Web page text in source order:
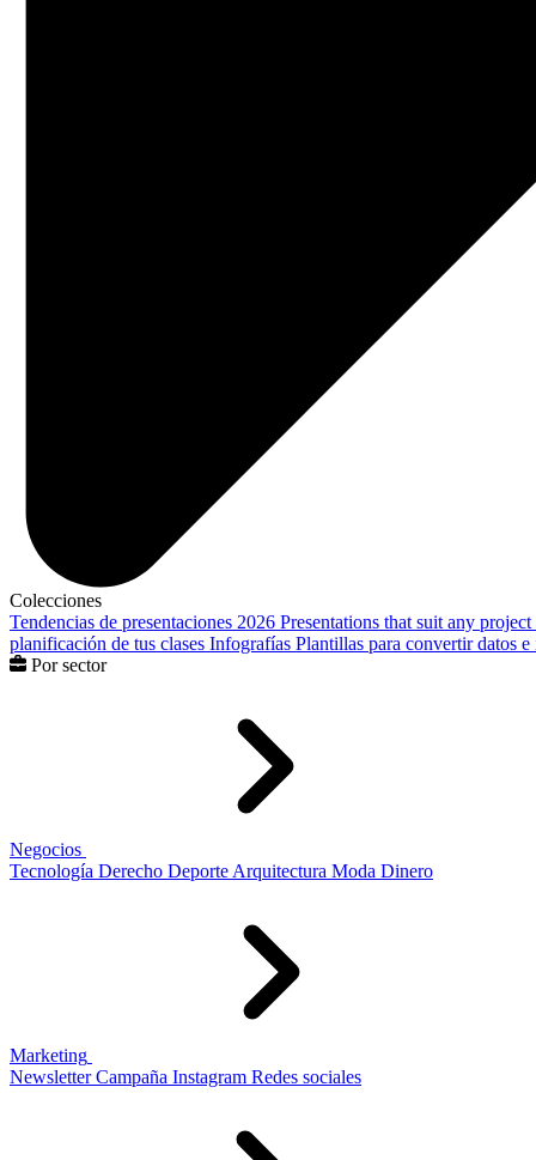
Colecciones
Tendencias de presentaciones 2026 Presentations that suit any project
planificación de tus clases Infografías Plantillas para convertir datos
Por sector
Negocios
Tecnología Derecho Deporte Arquitectura Moda Dinero
Marketing
Newsletter Campaña Instagram Redes sociales